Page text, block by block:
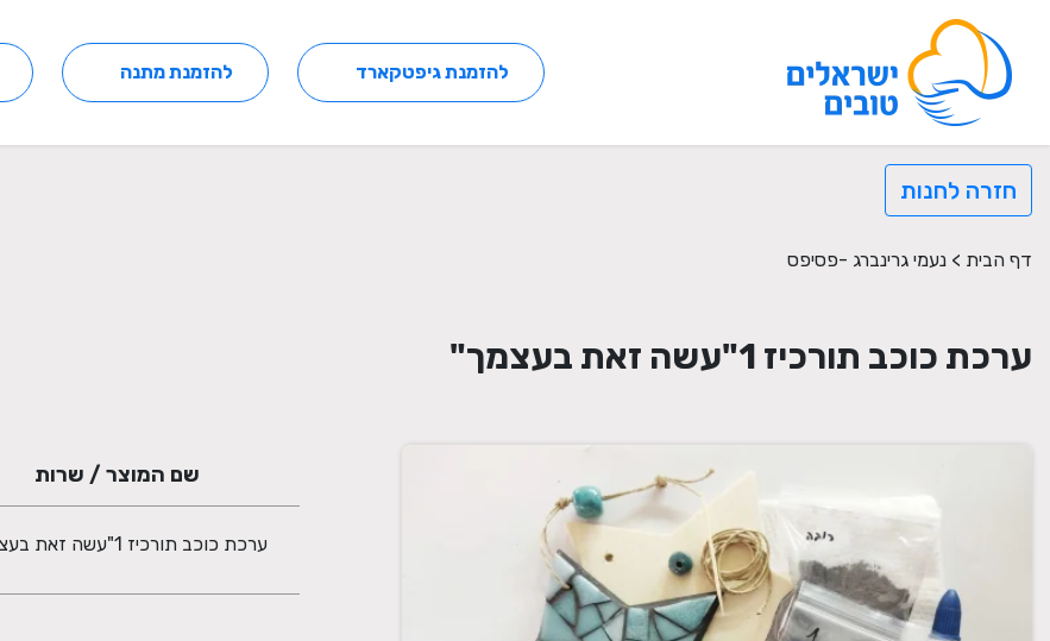
להזמנת גיפטקארד להזמנת מתנה
חזרה לחנות
דף הבית > נעמי גרינברג -פסיפס
ערכת כוכב תורכיז 1"עשה זאת בעצמך"
שם המוצר / שרות
ערכת כוכב תורכיז 1"עשה זאת בעצמך"